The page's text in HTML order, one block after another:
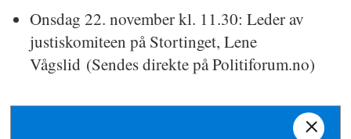
Onsdag 22. november kl. 11.30: Leder av
justiskomiteen på Stortinget, Lene
Vågslid (Sendes direkte på Politiforum.no)